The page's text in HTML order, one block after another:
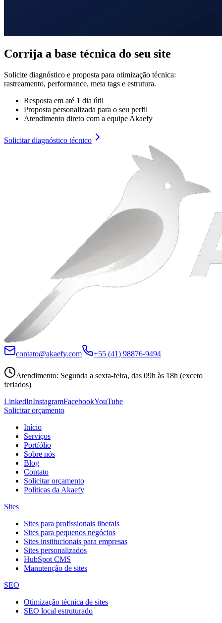
Corrija a base técnica do seu site
Solicite diagnóstico e proposta para otimização técnica:
rastreamento, performance, meta tags e estrutura.
Resposta em até 1 dia útil
Proposta personalizada para o seu perfil
Atendimento direto com a equipe Akaefy
Solicitar diagnóstico técnico
contato@akaefy.com +55 (41) 98876-9494
Atendimento: Segunda a sexta-feira, das 09h às 18h (exceto
feriados)
LinkedInInstagramFacebookYouTube
Solicitar orçamento
Início
Serviços
Portfólio
Sobre nós
Blog
Contato
Solicitar orçamento
Políticas da Akaefy
Sites
Sites para profissionais liberais
Sites para pequenos negócios
Sites institucionais para empresas
Sites personalizados
HubSpot CMS
Manutenção de sites
SEO
Otimização técnica de sites
SEO local estruturado